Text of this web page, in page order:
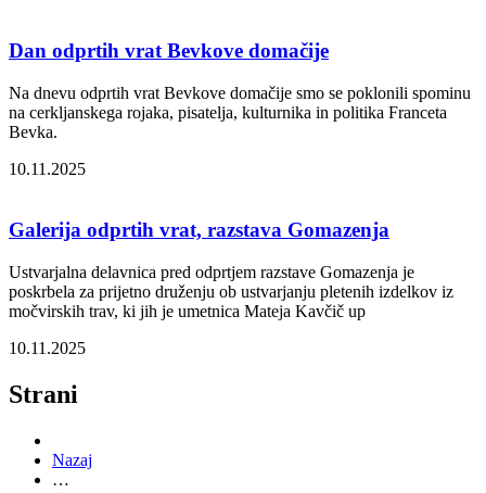
Dan odprtih vrat Bevkove domačije
Na dnevu odprtih vrat Bevkove domačije smo se poklonili spominu
na cerkljanskega rojaka, pisatelja, kulturnika in politika Franceta
Bevka.
10.11.2025
Galerija odprtih vrat, razstava Gomazenja
Ustvarjalna delavnica pred odprtjem razstave Gomazenja je
poskrbela za prijetno druženju ob ustvarjanju pletenih izdelkov iz
močvirskih trav, ki jih je umetnica Mateja Kavčič up
10.11.2025
Strani
Nazaj
…